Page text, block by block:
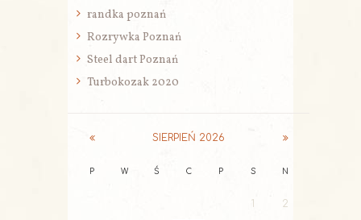
randka poznań
Rozrywka Poznań
Steel dart Poznań
Turbokozak 2020
SIERPIEŃ 2026
P W Ś C P S N
2